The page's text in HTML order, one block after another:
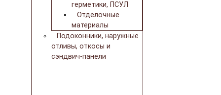
герметики, ПСУЛ
Отделочные
материалы
Подоконники, наружные
отливы, откосы и
сэндвич-панели